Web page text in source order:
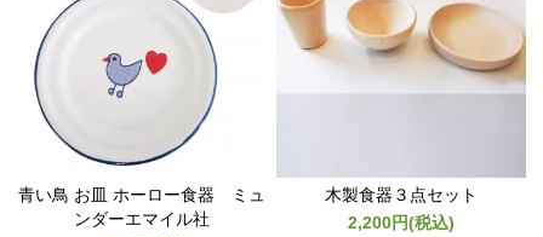
青い鳥 お皿 ホーロー食器 ミュ
ンダーエマイル社
木製食器３点セット
2,200円(税込)